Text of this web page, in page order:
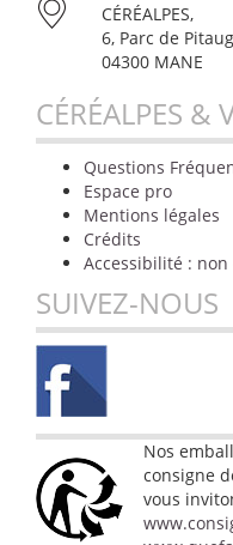
CÉRÉALPES,
6, Parc de
04300 MANE
CÉRÉALPES &
Questions
Espace pro
Mentions légales
Crédits
Accessibilité :
SUIVEZ-NOUS
Nos
consigne
vous